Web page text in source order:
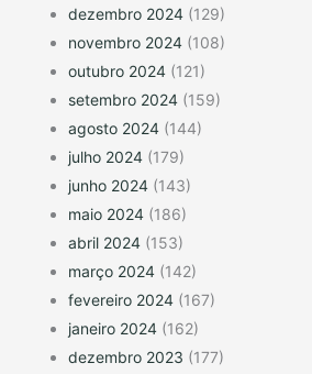
dezembro 2024 (129)
novembro 2024 (108)
outubro 2024 (121)
setembro 2024 (159)
agosto 2024 (144)
julho 2024 (179)
junho 2024 (143)
maio 2024 (186)
abril 2024 (153)
março 2024 (142)
fevereiro 2024 (167)
janeiro 2024 (162)
dezembro 2023 (177)